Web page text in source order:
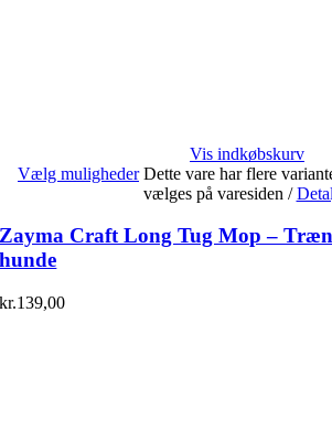
Vis indkøbskurv
Vælg muligheder Dette vare har flere
vælges på varesiden /
Zayma Craft Long Tug Mop –
hunde
kr.139,00